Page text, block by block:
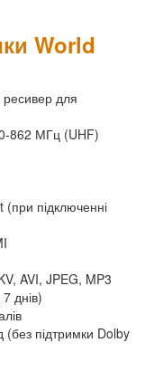
World
для
862 МГц (UHF)
(при підключенні
AVI, JPEG, MP3
днів)
(без підтримки Dolby